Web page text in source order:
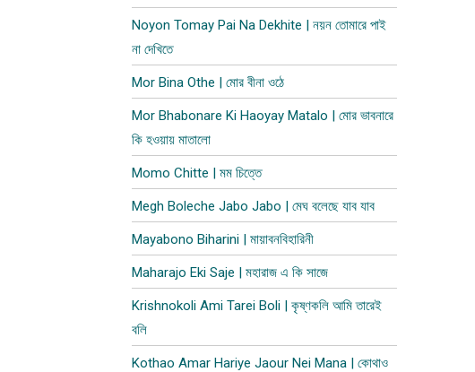
Noyon Tomay Pai Na Dekhite | নয়ন তোমারে পাই
না দেখিতে
Mor Bina Othe | মোর বীনা ওঠে
Mor Bhabonare Ki Haoyay Matalo | মোর ভাবনারে
কি হওয়ায় মাতালো
Momo Chitte | মম চিত্তে
Megh Boleche Jabo Jabo | মেঘ বলেছে যাব যাব
Mayabono Biharini | মায়াবনবিহারিনী
Maharajo Eki Saje | মহারাজ এ কি সাজে
Krishnokoli Ami Tarei Boli | কৃষ্ণকলি আমি তারেই
বলি
Kothao Amar Hariye Jaour Nei Mana | কোথাও